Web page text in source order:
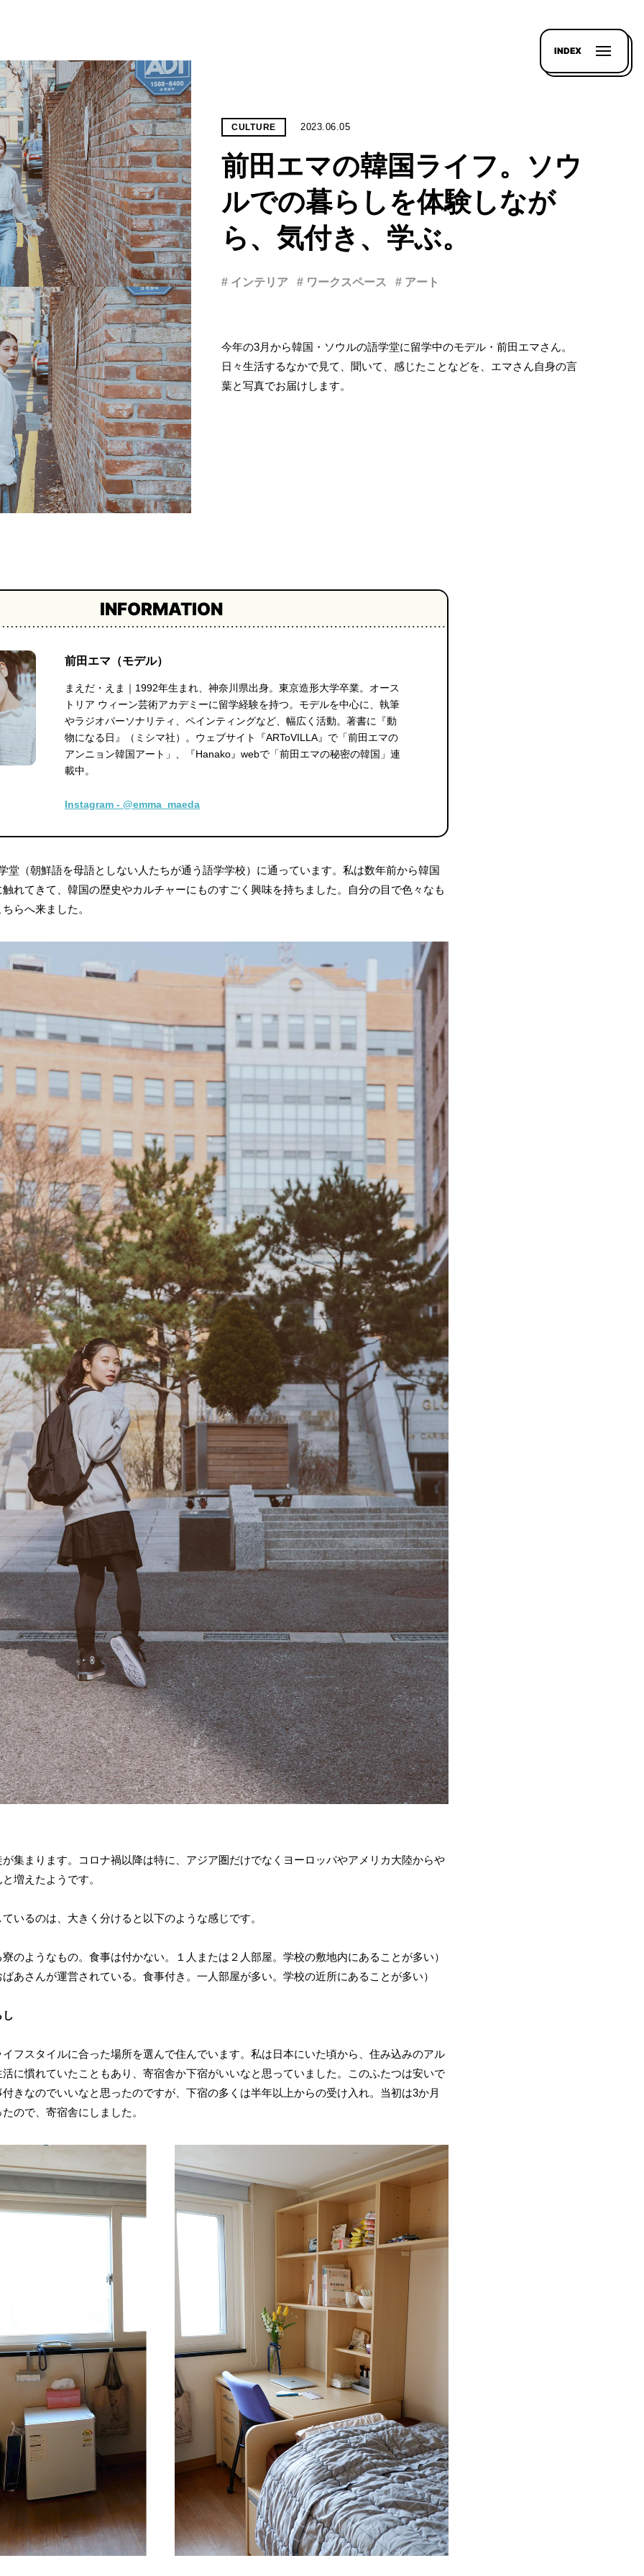
INDEX
CULTURE 2023.06.05
前田エマの韓国ライフ。ソウ
ルでの暮らしを体験しなが
ら、気付き、学ぶ。
# インテリア # ワークスペース # アート
今年の3月から韓国・ソウルの語学堂に留学中のモデル・前田エマさん。
日々生活するなかで見て、聞いて、感じたことなどを、エマさん自身の言
葉と写真でお届けします。
INFORMATION
前田エマ（モデル）
まえだ・えま｜1992年生まれ、神奈川県出身。東京造形大学卒業。オース
トリア ウィーン芸術アカデミーに留学経験を持つ。モデルを中心に、執筆
やラジオパーソナリティ、ペインティングなど、幅広く活動。著書に『動
物になる日』（ミシマ社）。ウェブサイト『ARToVILLA』で「前田エマの
アンニョン韓国アート」、『Hanako』webで「前田エマの秘密の韓国」連
載中。
Instagram - @emma_maeda
堂（朝鮮語を母語としない人たちが通う語学学校）に通っています。私は数年前から韓国
れてきて、韓国の歴史やカルチャーにものすごく興味を持ちました。自分の目で色々なも
らへ来ました。
集まります。コロナ禍以降は特に、アジア圏だけでなくヨーロッパやアメリカ大陸からや
増えたようです。
いるのは、大きく分けると以下のような感じです。
寮のようなもの。食事は付かない。１人または２人部屋。学校の敷地内にあることが多い）
ばあさんが運営されている。食事付き。一人部屋が多い。学校の近所にあることが多い）
し
フスタイルに合った場所を選んで住んでいます。私は日本にいた頃から、住み込みのアル
に慣れていたこともあり、寄宿舎か下宿がいいなと思っていました。このふたつは安いで
きなのでいいなと思ったのですが、下宿の多くは半年以上からの受け入れ。当初は3か月
ので、寄宿舎にしました。